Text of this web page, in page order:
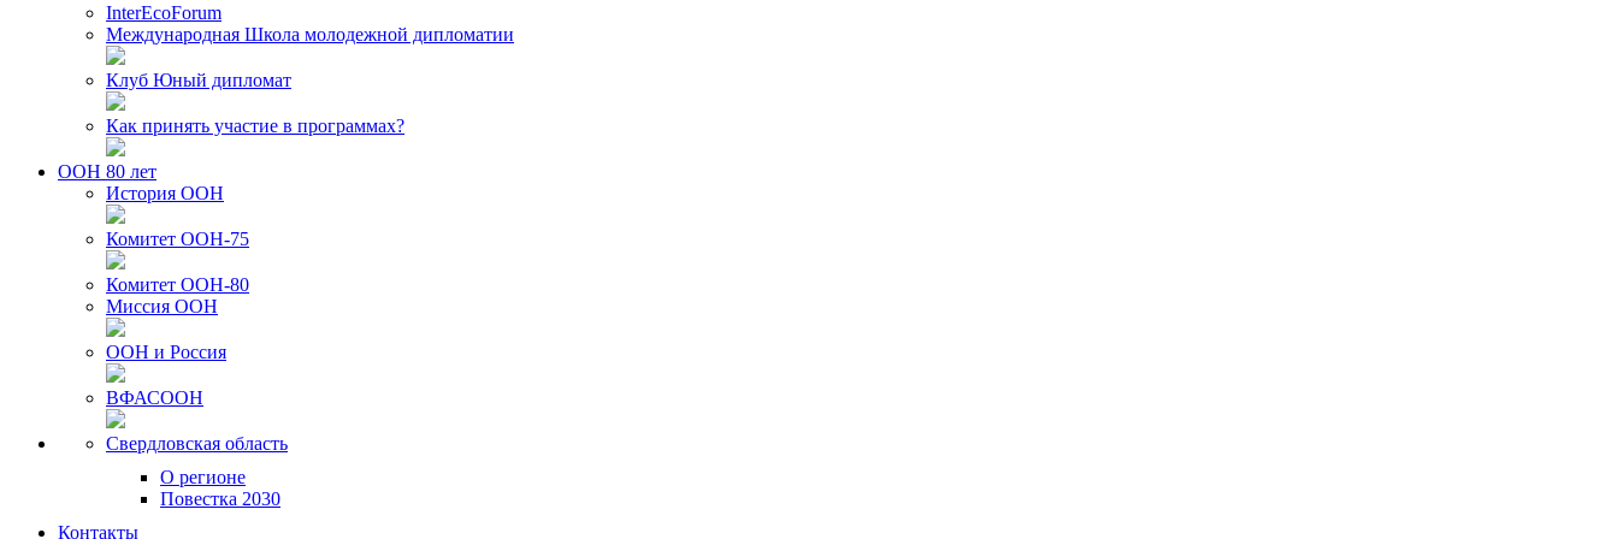
InterEcoForum
Международная Школа молодежной дипломатии
Клуб Юный дипломат
Как принять участие в программах?
ООН 80 лет
История ООН
Комитет ООН-75
Комитет ООН-80
Миссия ООН
ООН и Россия
ВФАСООН
Свердловская область
О регионе
Повестка 2030
Контакты